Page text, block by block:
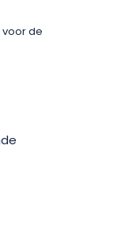
voor de